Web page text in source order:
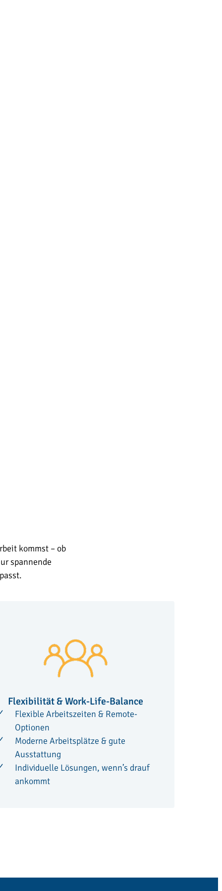
kommst – ob
spannende
Flexibilität & Work-Life-Balance
Flexible Arbeitszeiten & Remote-
Optionen
Moderne Arbeitsplätze & gute
Ausstattung
Individuelle Lösungen, wenn’s drauf
ankommt